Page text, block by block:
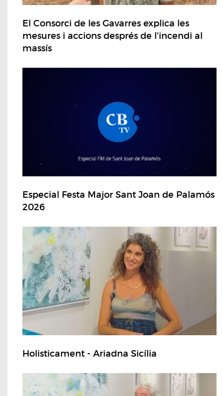
El Consorci de les Gavarres explica les
mesures i accions després de l'incendi al
massís
Especial Festa Major Sant Joan de Palamós
2026
Holisticament - Ariadna Sicília